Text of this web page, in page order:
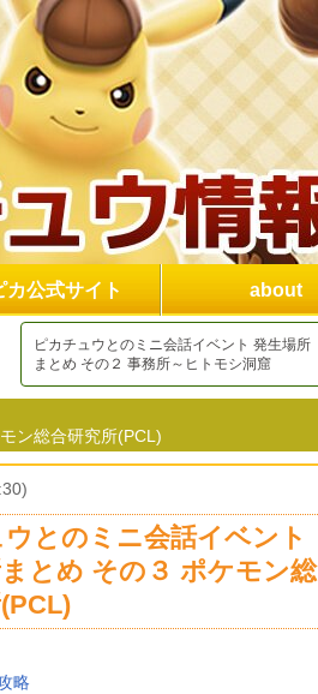
カ公式サイト about
ピカチュウとのミニ会話イベント 発生場所
まとめ その２ 事務所～ヒトモシ洞窟
ン総合研究所(PCL)
とのミニ会話イベント
とめ その３ ポケモン総
略